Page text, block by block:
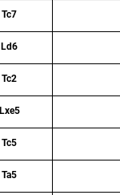
Tc7
Ld6
Tc2
Lxe5
Tc5
Ta5